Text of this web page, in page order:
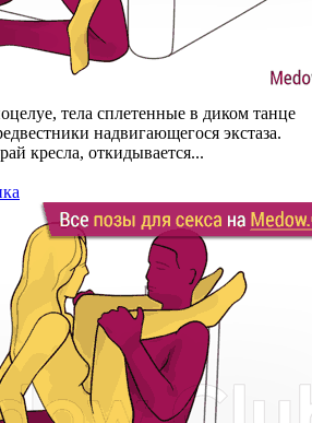
тела сплетенные в диком танце
надвигающегося экстаза.
кресла, откидывается...